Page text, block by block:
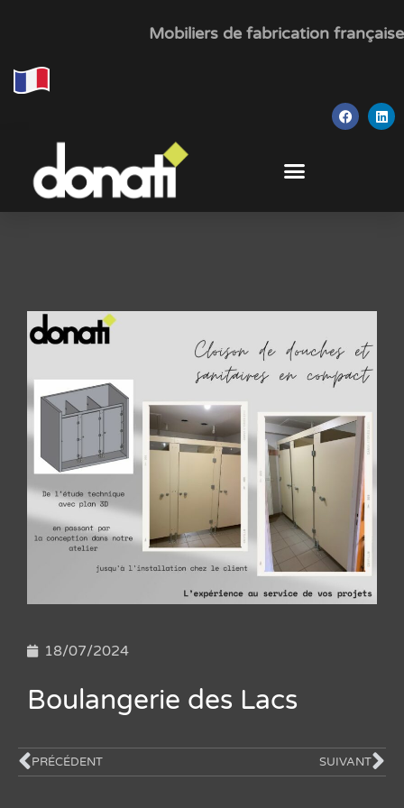
Mobiliers de fabrication française
18/07/2024
Boulangerie des Lacs
PRÉCÉDENT SUIVANT